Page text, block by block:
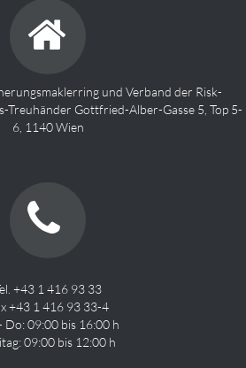
und Verband der Risk-
Treuhänder Gottfried-Alber-Gasse 5, Top 5-
6, 1140 Wien
+43 1 416 93 33
+43 1 416 93 33-4
Do: 09:00 bis 16:00 h
09:00 bis 12:00 h